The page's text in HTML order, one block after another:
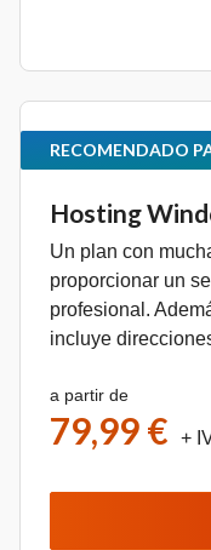
RECOMENDADO
Hosting
Un plan con
proporcionar un
profesional.
incluye
a partir de
79,99 € +